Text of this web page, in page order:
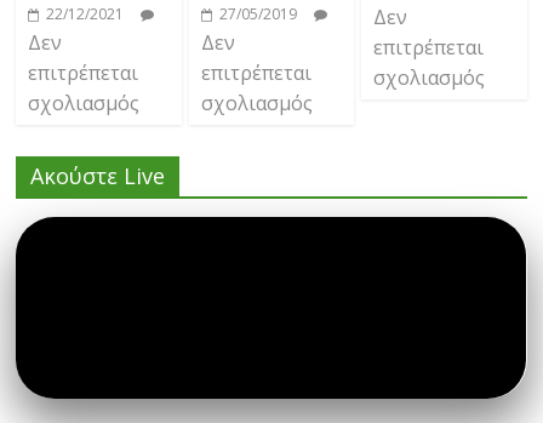
22/12/2021
Δεν
επιτρέπεται
σχολιασμός
27/05/2019
Δεν
επιτρέπεται
σχολιασμός
Δεν
επιτρέπεται
σχολιασμός
Ακούστε Live